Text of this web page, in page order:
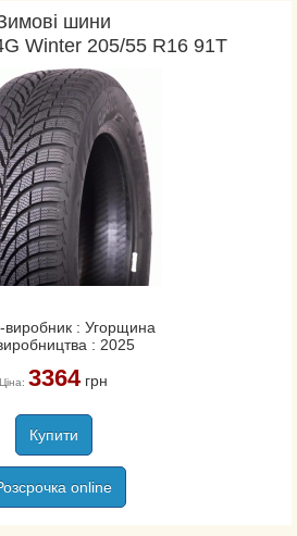
шини
Winter 205/55 R16 91T
виробник : Угорщина
: 2025
Ціна: 3364грн
Купити
online